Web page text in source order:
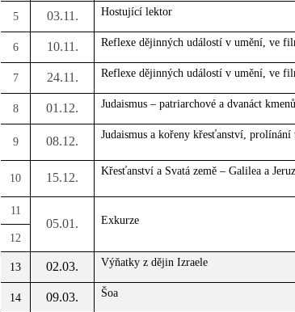
5 03.11. Hostující lektor
6 10.11. Reflexe dějinných událostí v umění, ve
7 24.11. Reflexe dějinných událostí v umění, ve
8 01.12. Judaismus – patriarchové a dvanáct
9 08.12. Judaismus a kořeny křesťanství, prolínání
10 15.12. Křesťanství a Svatá země – Galilea a
11
05.01.
Exkurze
12
13 02.03. Výňatky z dějin Izraele
14 09.03. Šoa